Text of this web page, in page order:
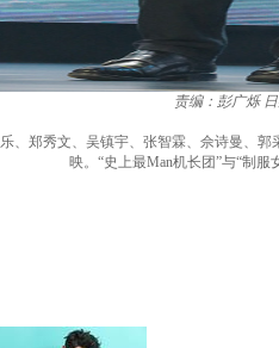
责编：彭广烁
、郑秀文、吴镇宇、张智霖、佘诗曼、
映。“史上最Man机长团”与“制服